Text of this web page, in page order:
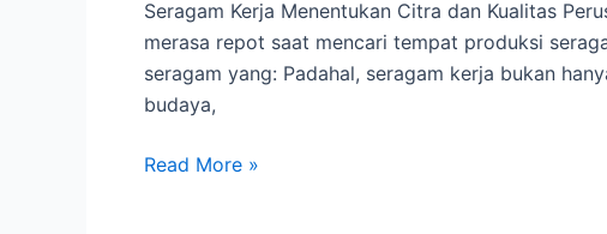
Seragam Kerja Menentukan Citra dan Kualitas
merasa repot saat mencari tempat produksi
seragam yang: Padahal, seragam kerja bukan
budaya,
Perusahaan
Instansi
Read More »